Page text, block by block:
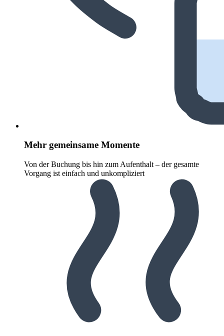
Mehr gemeinsame Momente
Von der Buchung bis hin zum Aufenthalt – der gesamte
Vorgang ist einfach und unkompliziert